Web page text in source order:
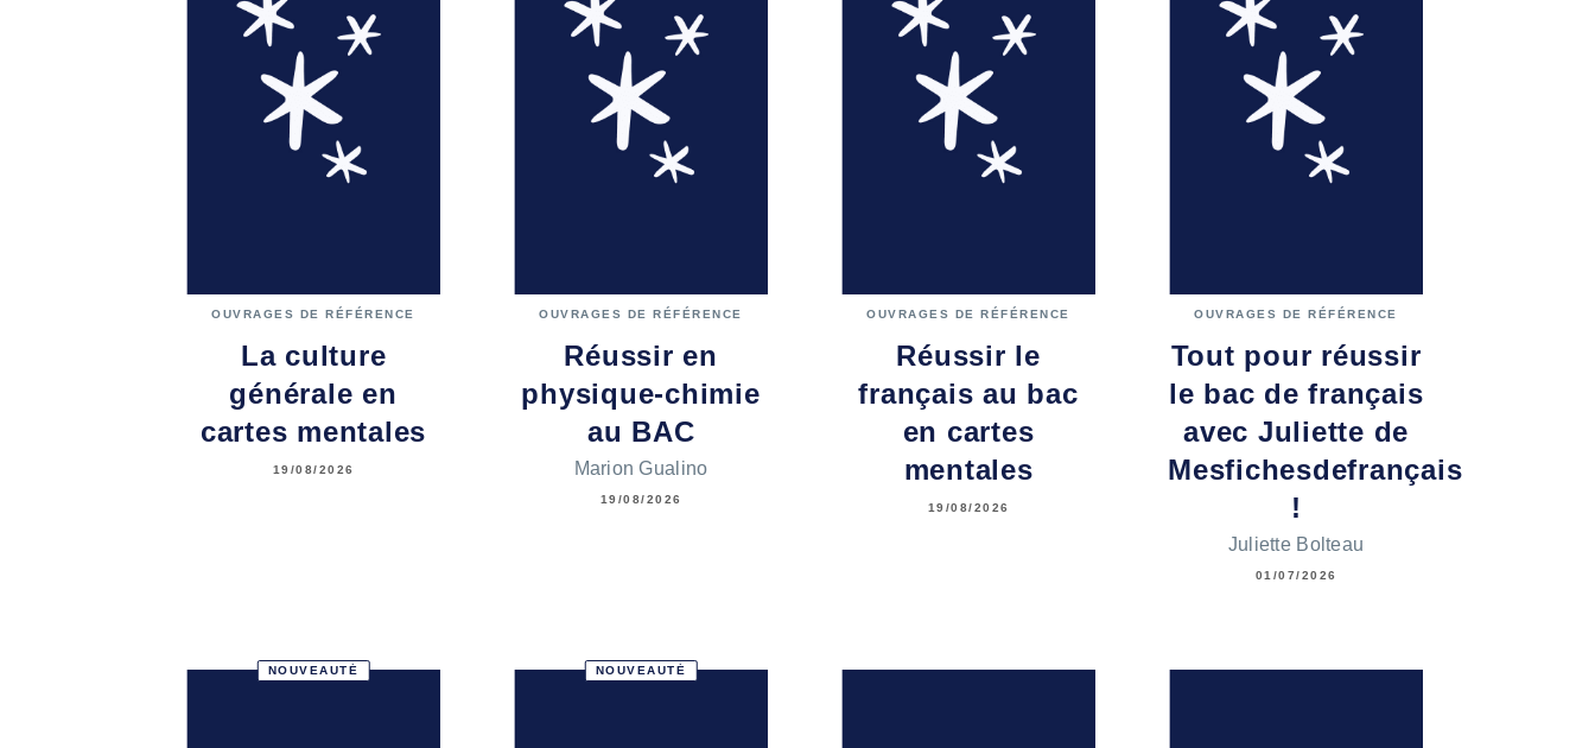
OUVRAGES DE RÉFÉRENCE
La culture
générale en
cartes mentales
19/08/2026
OUVRAGES DE RÉFÉRENCE
Réussir en
physique-chimie
au BAC
Marion Gualino
19/08/2026
OUVRAGES DE RÉFÉRENCE
Réussir le
français au bac
en cartes
mentales
19/08/2026
OUVRAGES DE RÉFÉRENCE
Tout pour réussir
le bac de français
avec Juliette de
Mesfichesdefrançais
!
Juliette Bolteau
01/07/2026
NOUVEAUTÉ NOUVEAUTÉ